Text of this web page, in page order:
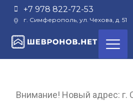
+7 978 822-72-53
г. Симферополь, ул. Чехова, д. 51
Внимание! Новый адрес: г.